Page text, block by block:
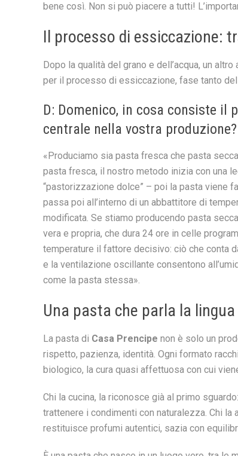
bene così. Non si può piacere a tutti!
Il processo di essiccazione:
Dopo la qualità del grano e dell’acqua, un
per il processo di essiccazione, fase tanto
D: Domenico, in cosa consiste il
centrale nella vostra produzione?
«Produciamo sia pasta fresca che pasta
pasta fresca, il nostro metodo inizia con una
“pastorizzazione dolce” – poi la pasta viene
passa poi all’interno di un abbattitore di
modificata. Se stiamo producendo pasta
vera e propria, che dura 24 ore in celle
temperature il fattore decisivo: ciò che conta
e la ventilazione oscillante consentono
come la pasta stessa».
Una pasta che parla la
La pasta di Casa Prencipe non è solo un
rispetto, pazienza, identità. Ogni formato
biologico, la cura quasi affettuosa con cui
Chi la cucina, la riconosce già al primo
trattenere i condimenti con naturalezza. Chi la
restituisce profumi autentici, sazia con